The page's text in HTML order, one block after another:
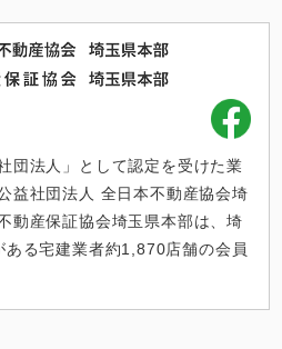
団法人」として認定を受けた業
益社団法人 全日本不動産協会埼
動産保証協会埼玉県本部は、埼
る宅建業者約1,870店舗の会員